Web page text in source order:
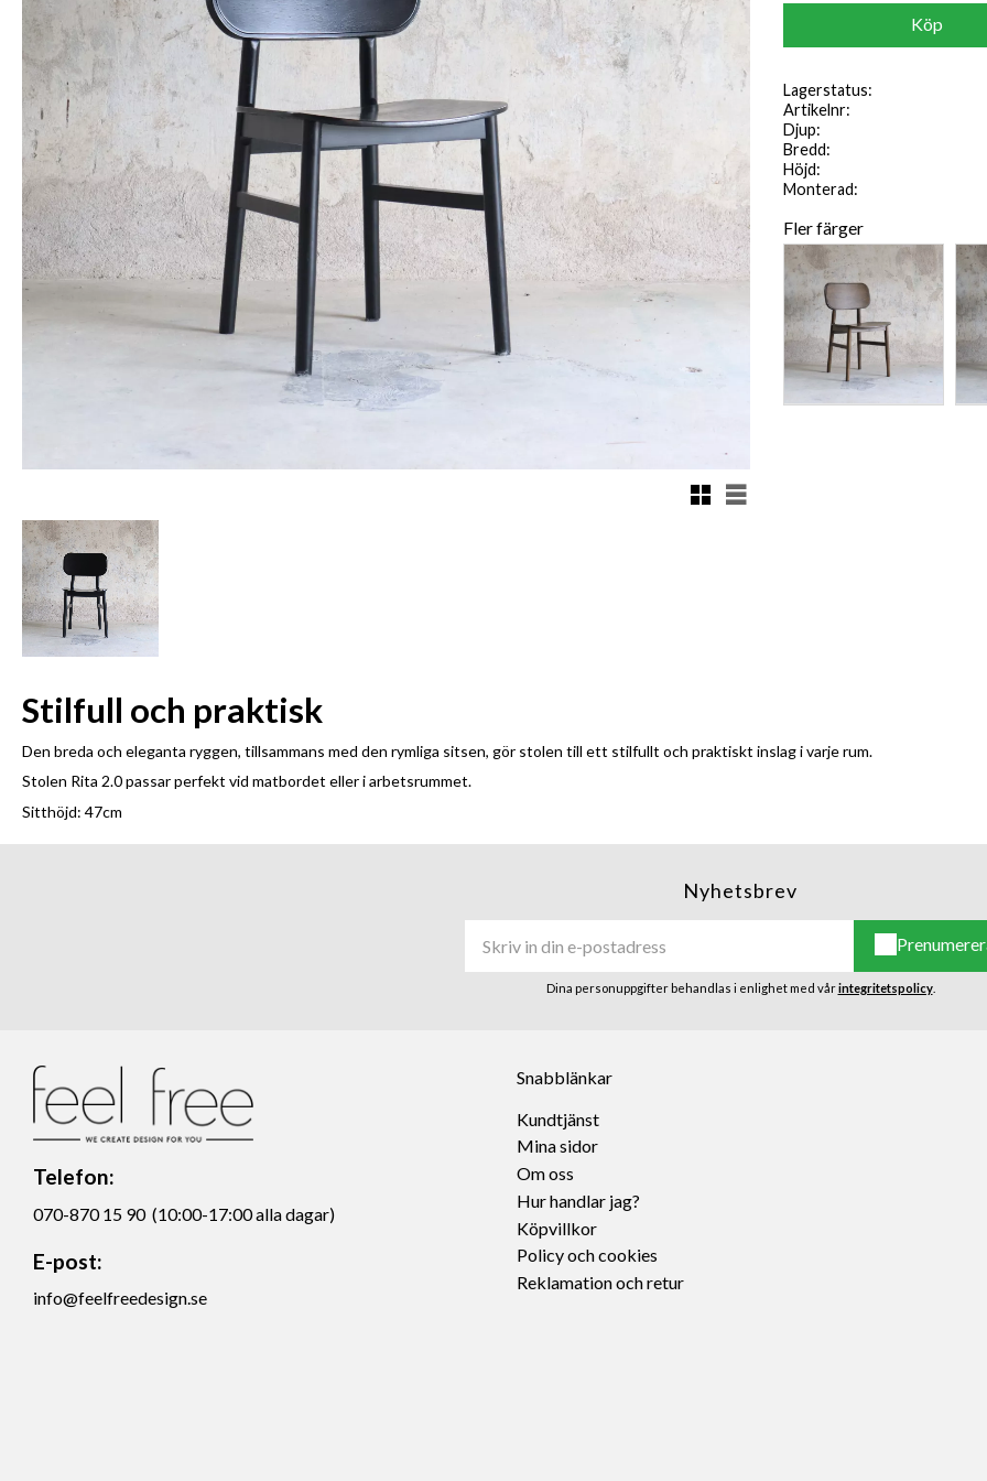
Rutnätsvy
Listvy
Köp
Lagerstatus
Artikelnr
Djup
Bredd
Höjd
Monterad
Fler färger
Stilfull och praktisk
Den breda och eleganta ryggen, tillsammans med den rymliga sitsen, gör stolen till ett stilfullt och praktiskt inslag i varje rum.
Stolen Rita 2.0 passar perfekt vid matbordet eller i arbetsrummet.
Sitthöjd: 47cm
Telefon:
070-870 15 90 (10:00-17:00 alla dagar)
E-post:
info@feelfreedesign.se
Snabblänkar
Kundtjänst
Mina sidor
Om oss
Hur handlar jag?
Köpvillkor
Policy och cookies
Reklamation och retur
Nyhetsbrev
Dina personuppgifter behandlas i enlighet med vårintegritetspolicy.